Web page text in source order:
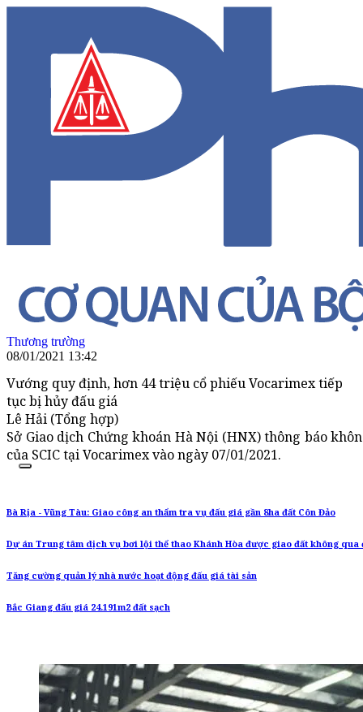
Thương trường
08/01/2021 13:42
Vướng quy định, hơn 44 triệu cổ phiếu Vocarimex tiếp
tục bị hủy đấu giá
Lê Hải (Tổng hợp)
Sở Giao dịch Chứng khoán Hà Nội (HNX) thông báo
của SCIC tại Vocarimex vào ngày 07/01/2021.
Bà Rịa - Vũng Tàu: Giao công an thẩm tra vụ đấu giá gần 8ha đất Côn Đảo
Dự án Trung tâm dịch vụ bơi lội thể thao Khánh Hòa được giao đất không qua
Tăng cường quản lý nhà nước hoạt động đấu giá tài sản
Bắc Giang đấu giá 24.191m2 đất sạch